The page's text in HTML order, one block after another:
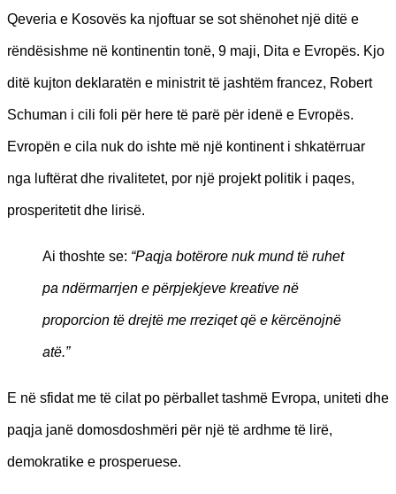
Qeveria e Kosovës ka njoftuar se sot shënohet një ditë e
rëndësishme në kontinentin tonë, 9 maji, Dita e Evropës. Kjo
ditë kujton deklaratën e ministrit të jashtëm francez, Robert
Schuman i cili foli për here të parë për idenë e Evropës.
Evropën e cila nuk do ishte më një kontinent i shkatërruar
nga luftërat dhe rivalitetet, por një projekt politik i paqes,
prosperitetit dhe lirisë.
Ai thoshte se: “Paqja botërore nuk mund të ruhet
pa ndërmarrjen e përpjekjeve kreative në
proporcion të drejtë me rreziqet që e kërcënojnë
atë.”
E në sfidat me të cilat po përballet tashmë Evropa, uniteti dhe
paqja janë domosdoshmëri për një të ardhme të lirë,
demokratike e prosperuese.